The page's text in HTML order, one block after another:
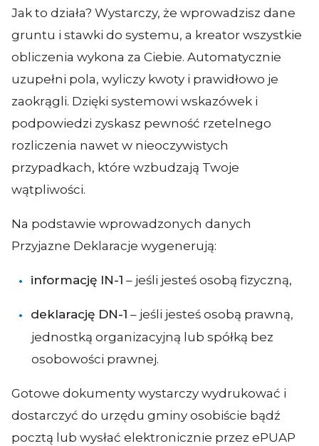
Jak to działa? Wystarczy, że wprowadzisz dane
gruntu i stawki do systemu, a kreator wszystkie
obliczenia wykona za Ciebie. Automatycznie
uzupełni pola, wyliczy kwoty i prawidłowo je
zaokrągli. Dzięki systemowi wskazówek i
podpowiedzi zyskasz pewność rzetelnego
rozliczenia nawet w nieoczywistych
przypadkach, które wzbudzają Twoje
wątpliwości.
Na podstawie wprowadzonych danych
Przyjazne Deklaracje wygenerują:
informację IN-1 – jeśli jesteś osobą fizyczną,
deklarację DN-1 – jeśli jesteś osobą prawną,
jednostką organizacyjną lub spółką bez
osobowości prawnej.
Gotowe dokumenty wystarczy wydrukować i
dostarczyć do urzędu gminy osobiście bądź
pocztą lub wysłać elektronicznie przez ePUAP